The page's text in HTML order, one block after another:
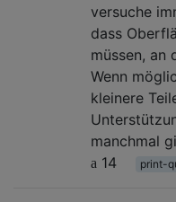
versuche
dass
müssen, an
Wenn
kleinere
manchmal
14
print-